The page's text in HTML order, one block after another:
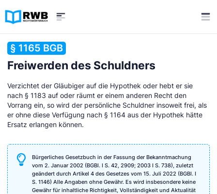
§ 1165 BGB
Freiwerden des Schuldners
Verzichtet der Gläubiger auf die Hypothek oder hebt er sie
nach § 1183 auf oder räumt er einem anderen Recht den
Vorrang ein, so wird der persönliche Schuldner insoweit frei, als
er ohne diese Verfügung nach § 1164 aus der Hypothek hätte
Ersatz erlangen können.
Bürgerliches Gesetzbuch in der Fassung der Bekanntmachung
vom 2. Januar 2002 (BGBl. I S. 42, 2909; 2003 I S. 738), zuletzt
geändert durch Artikel 4 des Gesetzes vom 15. Juli 2022 (BGBl. I
S. 1146) Alle Angaben ohne Gewähr. Es wird insbesondere keine
Gewähr für inhaltliche Richtigkeit, Vollständigkeit und Aktualität